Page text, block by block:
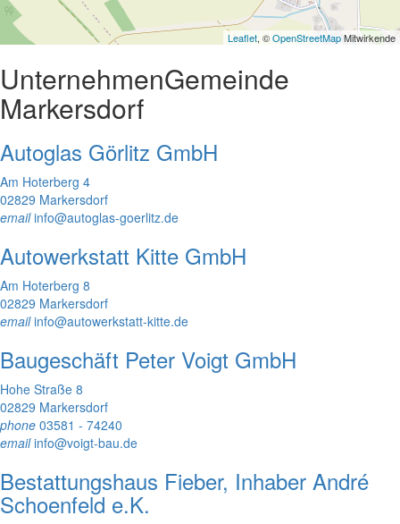
Leaflet, ©OpenStreetMapMitwirkende
UnternehmenGemeinde
Markersdorf
Autoglas Görlitz GmbH
Am Hoterberg 4
02829 Markersdorf
emailinfo@autoglas-goerlitz.de
Autowerkstatt Kitte GmbH
Am Hoterberg 8
02829 Markersdorf
emailinfo@autowerkstatt-kitte.de
Baugeschäft Peter Voigt GmbH
Hohe Straße 8
02829 Markersdorf
phone 03581 - 74240
emailinfo@voigt-bau.de
Bestattungshaus Fieber, Inhaber André
Schoenfeld e.K.